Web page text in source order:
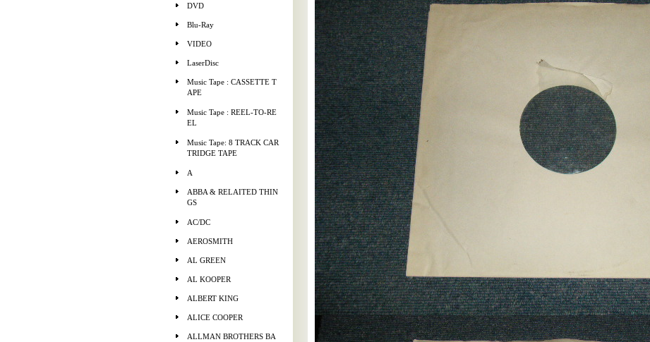
DVD
Blu-Ray
VIDEO
LaserDisc
Music Tape : CASSETTE T
APE
Music Tape : REEL-TO-RE
EL
Music Tape: 8 TRACK CAR
TRIDGE TAPE
A
ABBA & RELAITED THIN
GS
AC/DC
AEROSMITH
AL GREEN
AL KOOPER
ALBERT KING
ALICE COOPER
ALLMAN BROTHERS BA